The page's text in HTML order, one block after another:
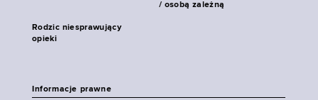
/ osobą zależną
Rodzic niesprawujący
opieki
Informacje prawne